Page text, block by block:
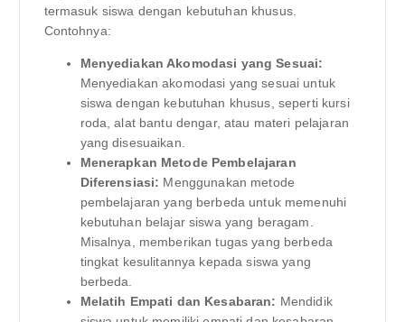
termasuk siswa dengan kebutuhan khusus.
Contohnya:
Menyediakan Akomodasi yang Sesuai:
Menyediakan akomodasi yang sesuai untuk
siswa dengan kebutuhan khusus, seperti kursi
roda, alat bantu dengar, atau materi pelajaran
yang disesuaikan.
Menerapkan Metode Pembelajaran
Diferensiasi: Menggunakan metode
pembelajaran yang berbeda untuk memenuhi
kebutuhan belajar siswa yang beragam.
Misalnya, memberikan tugas yang berbeda
tingkat kesulitannya kepada siswa yang
berbeda.
Melatih Empati dan Kesabaran: Mendidik